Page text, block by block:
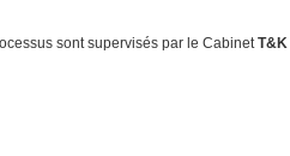
sont supervisés par le Cabinet